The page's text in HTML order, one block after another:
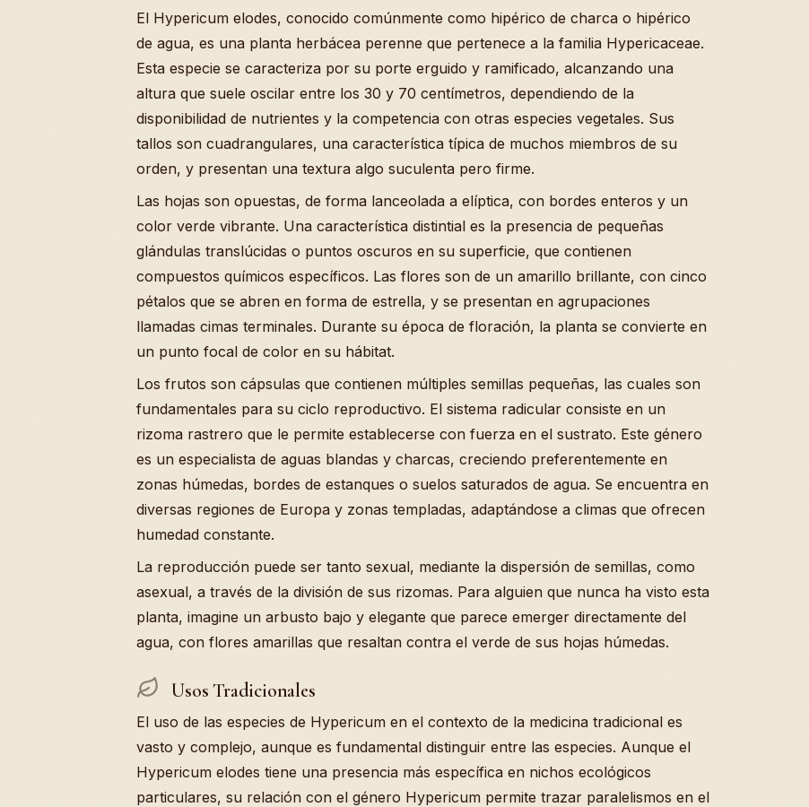
El Hypericum elodes, conocido comúnmente como hipérico de charca o hipérico
de agua, es una planta herbácea perenne que pertenece a la familia Hypericaceae.
Esta especie se caracteriza por su porte erguido y ramificado, alcanzando una
altura que suele oscilar entre los 30 y 70 centímetros, dependiendo de la
disponibilidad de nutrientes y la competencia con otras especies vegetales. Sus
tallos son cuadrangulares, una característica típica de muchos miembros de su
orden, y presentan una textura algo suculenta pero firme.
Las hojas son opuestas, de forma lanceolada a elíptica, con bordes enteros y un
color verde vibrante. Una característica distintial es la presencia de pequeñas
glándulas translúcidas o puntos oscuros en su superficie, que contienen
compuestos químicos específicos. Las flores son de un amarillo brillante, con cinco
pétalos que se abren en forma de estrella, y se presentan en agrupaciones
llamadas cimas terminales. Durante su época de floración, la planta se convierte en
un punto focal de color en su hábitat.
Los frutos son cápsulas que contienen múltiples semillas pequeñas, las cuales son
fundamentales para su ciclo reproductivo. El sistema radicular consiste en un
rizoma rastrero que le permite establecerse con fuerza en el sustrato. Este género
es un especialista de aguas blandas y charcas, creciendo preferentemente en
zonas húmedas, bordes de estanques o suelos saturados de agua. Se encuentra en
diversas regiones de Europa y zonas templadas, adaptándose a climas que ofrecen
humedad constante.
La reproducción puede ser tanto sexual, mediante la dispersión de semillas, como
asexual, a través de la división de sus rizomas. Para alguien que nunca ha visto esta
planta, imagine un arbusto bajo y elegante que parece emerger directamente del
agua, con flores amarillas que resaltan contra el verde de sus hojas húmedas.
Usos Tradicionales
El uso de las especies de Hypericum en el contexto de la medicina tradicional es
vasto y complejo, aunque es fundamental distinguir entre las especies. Aunque el
Hypericum elodes tiene una presencia más específica en nichos ecológicos
particulares, su relación con el género Hypericum permite trazar paralelismos en el